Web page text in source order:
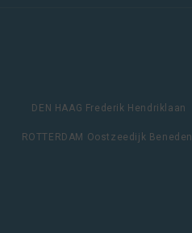
DEN HAAG Frederik Hendriklaan
ROTTERDAM Oostzeedijk Beneden